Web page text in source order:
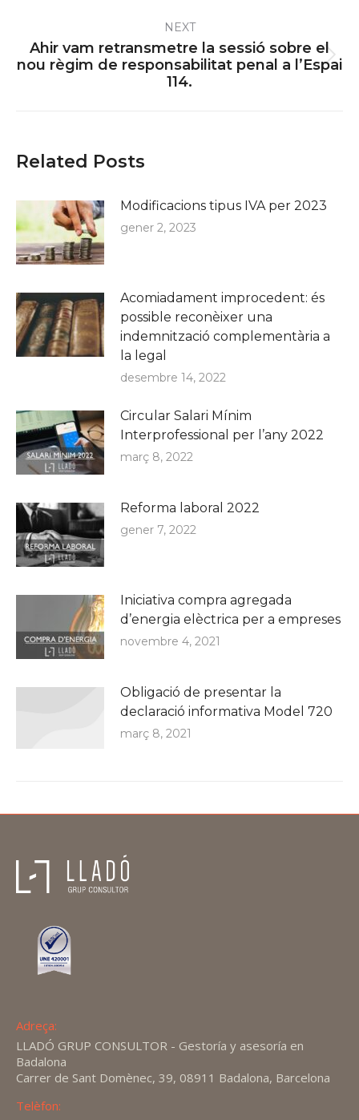
NEXT
Next
post:
Ahir vam retransmetre la sessió sobre el
nou règim de responsabilitat penal a l’Espai
114.
Related Posts
Modificacions tipus IVA per 2023
gener 2, 2023
Acomiadament improcedent: és
possible reconèixer una
indemnització complementària a
la legal
desembre 14, 2022
Circular Salari Mínim
Interprofessional per l’any 2022
març 8, 2022
Reforma laboral 2022
gener 7, 2022
Iniciativa compra agregada
d’energia elèctrica per a empreses
novembre 4, 2021
Obligació de presentar la
declaració informativa Model 720
març 8, 2021
Adreça:
LLADÓ GRUP CONSULTOR - Gestoría y asesoría en
Badalona
Carrer de Sant Domènec, 39, 08911 Badalona, Barcelona
Telèfon: